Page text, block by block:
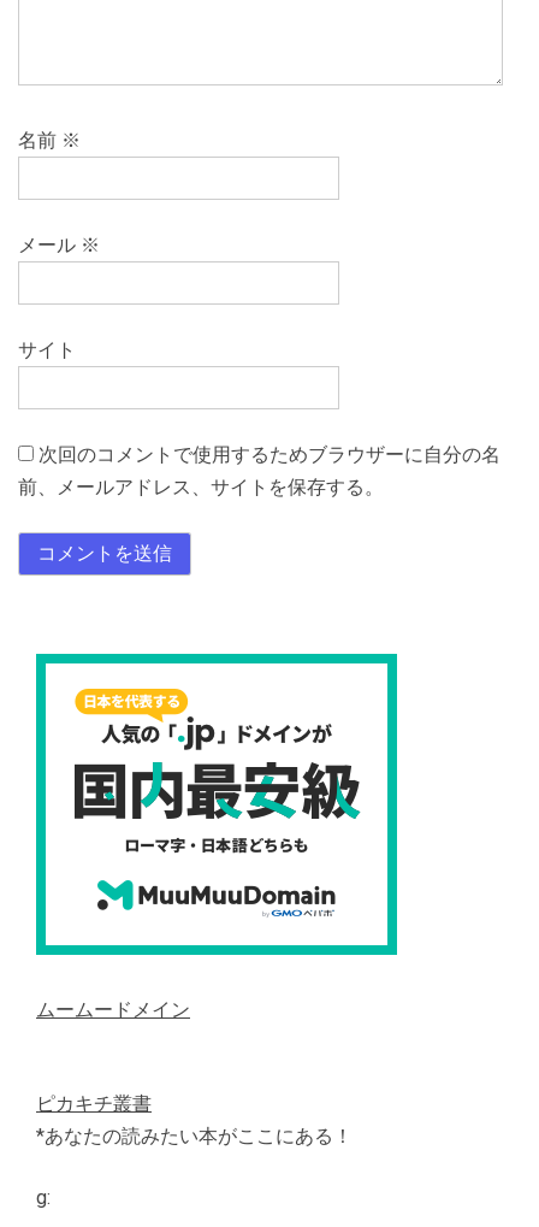
名前 ※
メール ※
サイト
次回のコメントで使用するためブラウザーに自分の名
前、メールアドレス、サイトを保存する。
ムームードメイン
ピカキチ叢書
*あなたの読みたい本がここにある！
g: